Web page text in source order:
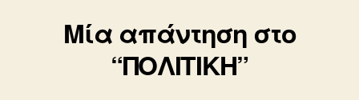
Μία απάντηση στο
“ΠΟΛΙΤΙΚΗ”